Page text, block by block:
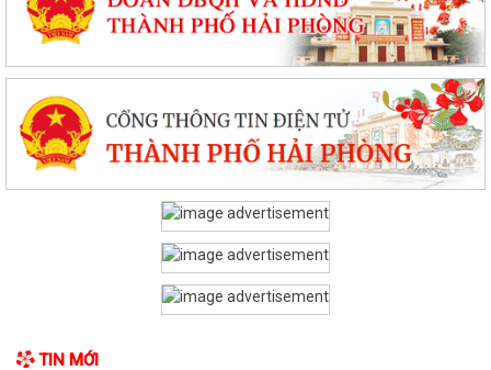
TIN MỚI
PHƯỜNG CHU VĂN AN TỔ CHỨC ĐỐI THOẠI VỚI CÁC HỘ DÂN LIÊN
PHƯỜNG CHU VĂN AN TỔ CHỨC ĐỐI THOẠI VỀ PHƯƠNG ÁN BỒI
THƯỜNG, HỖ TRỢ GIẢI PHÓNG MẶT BẰNG DỰ ÁN KHU...
THÔNG BÁO Niêm yết công khai kết quả rà soát các đối tượng thuộc
hộ nghèo, hộ cận nghèo, hộ thoát...
Phiếu khảo sát sự hài lòng của người dân đối với hoạt động của chính
quyền cấp xã và cán bộ, công...
Chấp hành Trung ương về công tác...